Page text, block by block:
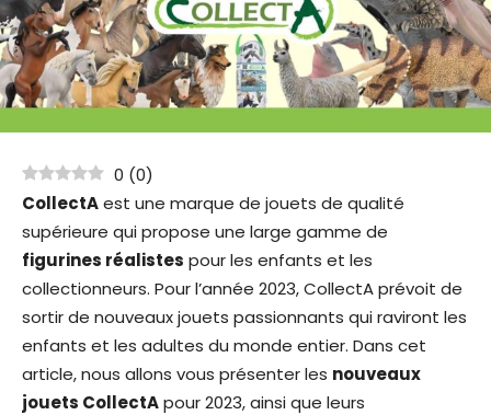
0 (0)
CollectAest une marque de jouets de qualité
supérieure qui propose une large gamme de
figurines réalistes pour les enfants et les
collectionneurs. Pour l’année 2023, CollectA prévoit de
sortir de nouveaux jouets passionnants qui raviront les
enfants et les adultes du monde entier. Dans cet
article, nous allons vous présenter les nouveaux
jouets CollectApour 2023, ainsi que leurs